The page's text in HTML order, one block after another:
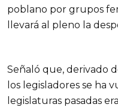
poblano por grupos
llevará al pleno la
Señaló que, derivado
los legisladores se ha
legislaturas pasadas